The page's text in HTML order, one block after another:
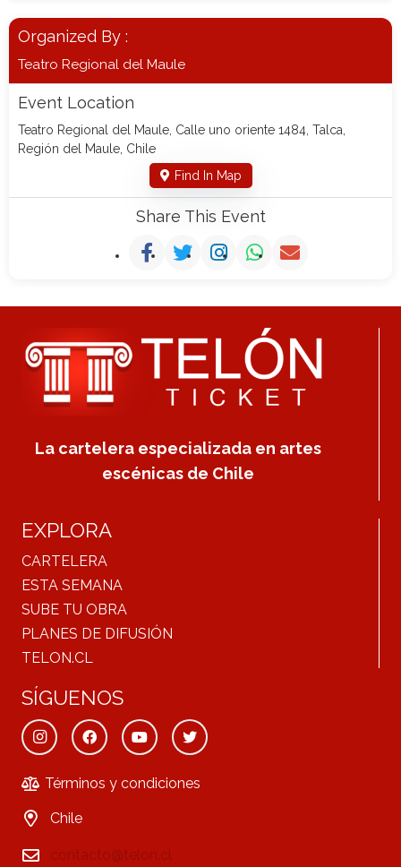
Organized By :
Teatro Regional del Maule
Event Location
Teatro Regional del Maule, Calle uno oriente 1484, Talca,
Región del Maule, Chile
Find In Map
Share This Event
La cartelera especializada en artes
escénicas de Chile
EXPLORA
CARTELERA
ESTA SEMANA
SUBE TU OBRA
PLANES DE DIFUSIÓN
TELON.CL
SÍGUENOS
Términos y condiciones
Chile
contacto@telon.cl